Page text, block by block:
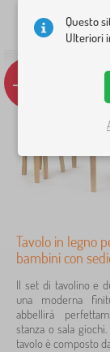
turchese
menta
2
altro >
Motivo
-17%
Tavolo in legno
bambini con
Il set di tavolino e
una moderna
abbellirà
stanza o sala
tavolo è composto
Questo
Ulteriori